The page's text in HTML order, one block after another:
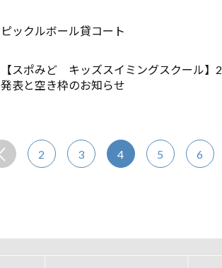
ピックルボール貸コート
【スポみど キッズスイミングスクール
発表と空き枠のお知らせ
2 3 4 5 6